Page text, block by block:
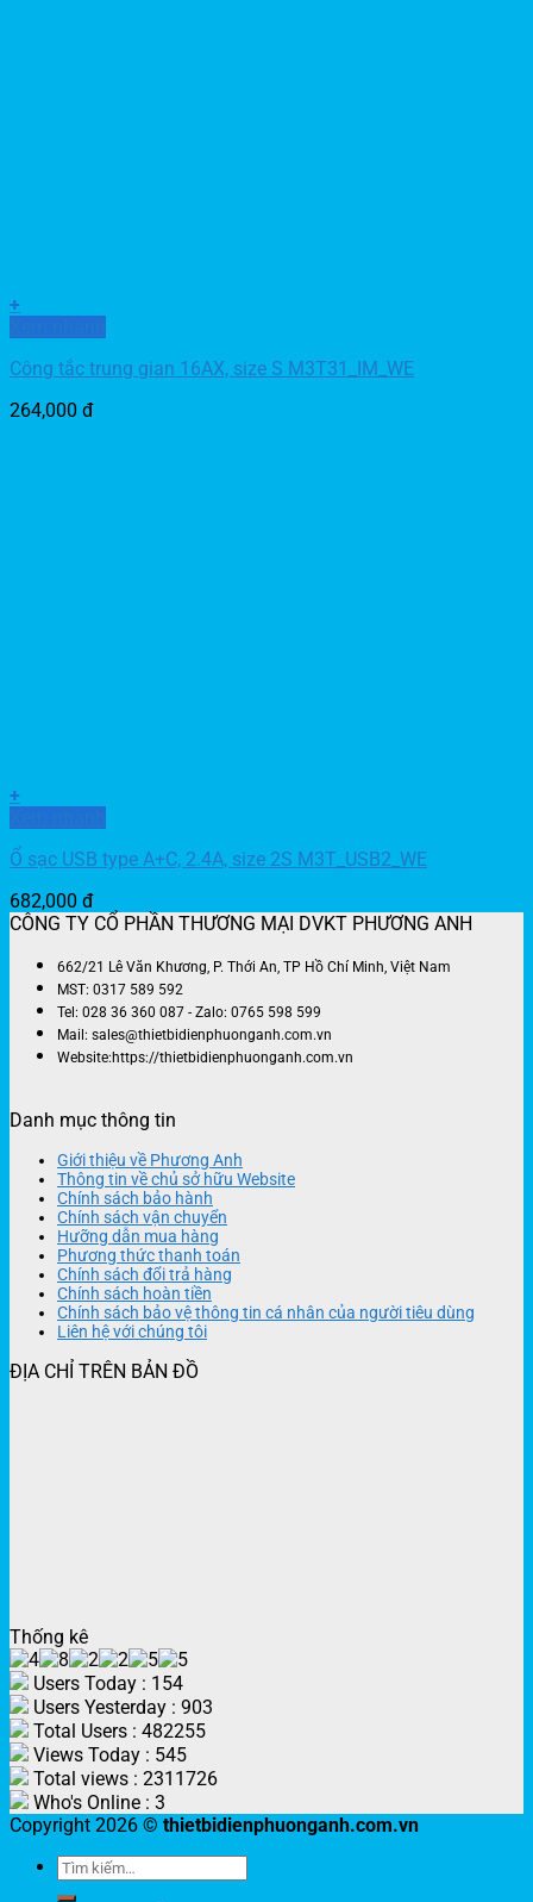
+
Công tắc trung gian 16AX, size S M3T31_IM_WE
264,000 đ
+
Ổ sạc USB type A+C, 2.4A, size 2S M3T_USB2_WE
682,000 đ
CÔNG TY CỔ PHẦN THƯƠNG MẠI DVKT PHƯƠNG ANH
662/21 Lê Văn Khương, P. Thới An, TP Hồ Chí Minh, Việt Nam
MST: 0317 589 592
Tel: 028 36 360 087 - Zalo: 0765 598 599
Mail: sales@thietbidienphuonganh.com.vn
Website:https://thietbidienphuonganh.com.vn
Danh mục thông tin
Giới thiệu về Phương Anh
Thông tin về chủ sở hữu Website
Chính sách bảo hành
Chính sách vận chuyển
Hưỡng dẫn mua hàng
Phương thức thanh toán
Chính sách đổi trả hàng
Chính sách hoàn tiền
Chính sách bảo vệ thông tin cá nhân của người tiêu dùng
Liên hệ với chúng tôi
ĐỊA CHỈ TRÊN BẢN ĐỒ
Thống kê
Users Today : 154
Users Yesterday : 903
Total Users : 482255
Views Today : 545
Total views : 2311726
Who's Online : 3
Copyright 2026 © thietbidienphuonganh.com.vn